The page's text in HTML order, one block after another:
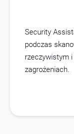
Security
podczas
rzeczywistym
zagrożeniach.